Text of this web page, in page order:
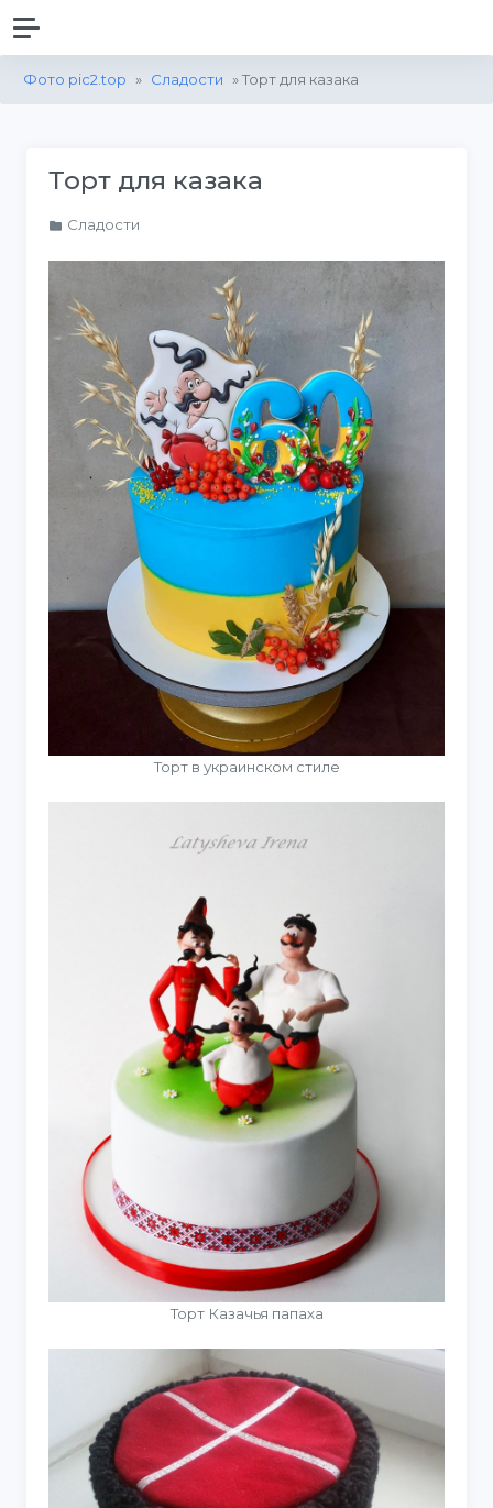
Фото pic2.top » Сладости » Торт для казака
Торт для казака
Сладости
Торт в украинском стиле
Торт Казачья папаха